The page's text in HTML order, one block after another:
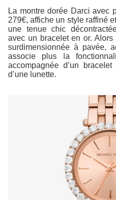
La montre dorée Darci avec
279€, affiche un style raffiné
une tenue chic
avec un bracelet en or.
surdimensionnée à pavée,
associe plus la
accompagnée d’un
d’une lunette.